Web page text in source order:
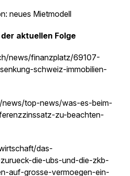
neues Mietmodell
aktuellen Folge
news/finanzplatz/69107-
schweiz-immobilien-
top-news/was-es-beim-
zu-beachten-
das-
die-ubs-und-die-zkb-
auf-grosse-vermoegen-ein-